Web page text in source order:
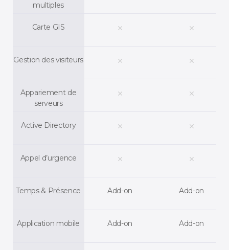
multiples
Carte GIS
Gestion des visiteurs
Appariement de
serveurs
Active Directory
Appel d’urgence
Temps & Présence
Application mobile
clear
clear
clear
clear
clear
Add-on
Add-on
clear
clear
clear
clear
clear
Add-on
Add-on